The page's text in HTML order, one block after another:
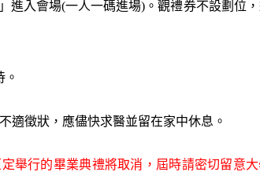
」進入會場(一人一碼進場) 。觀禮券不設劃位
適徵狀，應儘快求醫並留在家中休息 。
舉行的畢業典禮將取消，屆時請密切留意